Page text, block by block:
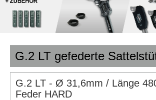
G.2 LT gefederte
G.2 LT - Ø 31,6mm / Länge
Feder HARD